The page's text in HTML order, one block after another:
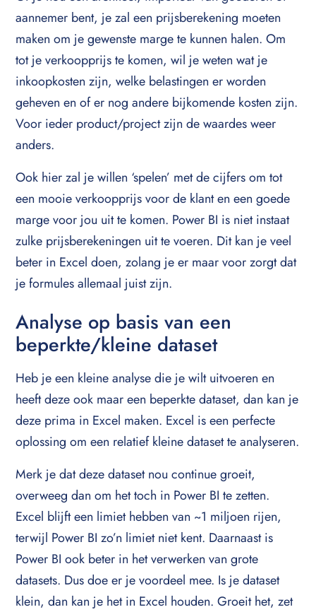
aannemer bent, je zal een prijsberekening moeten
maken om je gewenste marge te kunnen halen. Om
tot je verkoopprijs te komen, wil je weten wat je
inkoopkosten zijn, welke belastingen er worden
geheven en of er nog andere bijkomende kosten zijn.
Voor ieder product/project zijn de waardes weer
anders.
Ook hier zal je willen ‘spelen’ met de cijfers om tot
een mooie verkoopprijs voor de klant en een goede
marge voor jou uit te komen. Power BI is niet instaat
zulke prijsberekeningen uit te voeren. Dit kan je veel
beter in Excel doen, zolang je er maar voor zorgt dat
je formules allemaal juist zijn.
Analyse op basis van een
beperkte/kleine dataset
Heb je een kleine analyse die je wilt uitvoeren en
heeft deze ook maar een beperkte dataset, dan kan je
deze prima in Excel maken. Excel is een perfecte
oplossing om een relatief kleine dataset te analyseren.
Merk je dat deze dataset nou continue groeit,
overweeg dan om het toch in Power BI te zetten.
Excel blijft een limiet hebben van ~1 miljoen rijen,
terwijl Power BI zo’n limiet niet kent. Daarnaast is
Power BI ook beter in het verwerken van grote
datasets. Dus doe er je voordeel mee. Is je dataset
klein, dan kan je het in Excel houden. Groeit het, zet